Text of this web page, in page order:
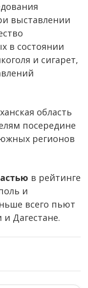
выставлении
в состоянии
и сигарет,
область
посередине
регионов
в рейтинге
и
всего пьют
Дагестане.